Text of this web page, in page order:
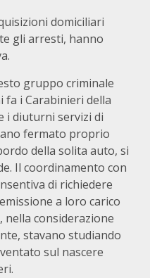
domiciliari
gli arresti, hanno
gruppo criminale
fa i Carabinieri della
i diuturni servizi di
fermato proprio
della solita auto, si
Il coordinamento con
di richiedere
a loro carico
considerazione
stavano studiando
sul nascere